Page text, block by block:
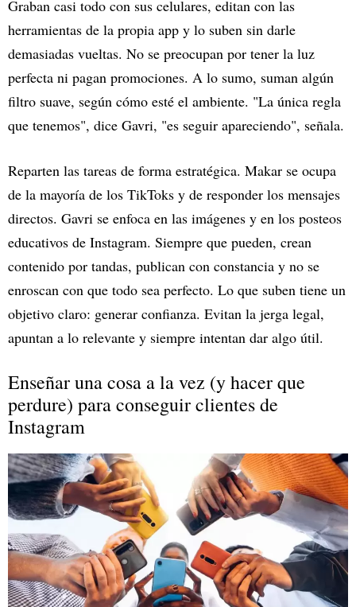
Graban casi todo con sus celulares, editan con las
herramientas de la propia app y lo suben sin darle
demasiadas vueltas. No se preocupan por tener la luz
perfecta ni pagan promociones. A lo sumo, suman algún
filtro suave, según cómo esté el ambiente. "La única regla
que tenemos", dice Gavri, "es seguir apareciendo", señala.
Reparten las tareas de forma estratégica. Makar se ocupa
de la mayoría de los TikToks y de responder los mensajes
directos. Gavri se enfoca en las imágenes y en los posteos
educativos de Instagram. Siempre que pueden, crean
contenido por tandas, publican con constancia y no se
enroscan con que todo sea perfecto. Lo que suben tiene un
objetivo claro: generar confianza. Evitan la jerga legal,
apuntan a lo relevante y siempre intentan dar algo útil.
Enseñar una cosa a la vez (y hacer que
perdure) para conseguir clientes de
Instagram